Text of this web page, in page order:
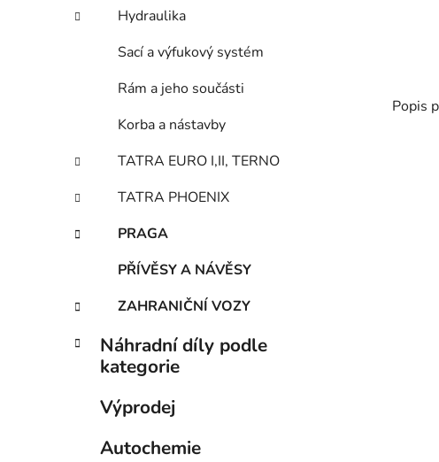
Hydraulika
Sací a výfukový systém
Rám a jeho součásti
Korba a nástavby
TATRA EURO I,II, TERNO
TATRA PHOENIX
PRAGA
PŘÍVĚSY A NÁVĚSY
ZAHRANIČNÍ VOZY
Náhradní díly podle
kategorie
Výprodej
Autochemie
Popis